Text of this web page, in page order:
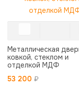
Металлическая
ковкой, стеклом и
отделкой МДФ
53 200 ₽